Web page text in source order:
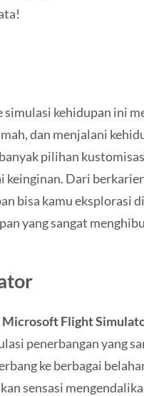
simulasi kehidupan ini
dan menjalani
pilihan
keinginan. Dari
bisa kamu eksplorasi
yang sangat
Microsoft Flight
penerbangan yang
ke berbagai
sensasi